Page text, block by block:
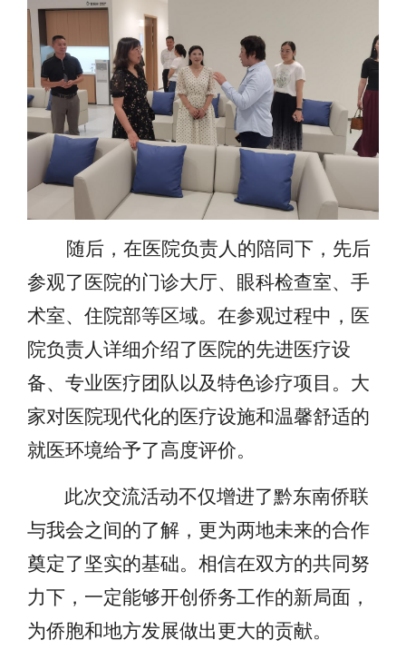
随后，在医院负责人的陪同下，先后
参观了医院的门诊大厅、眼科检查室、手
术室、住院部等区域。在参观过程中，医
院负责人详细介绍了医院的先进医疗设
备、专业医疗团队以及特色诊疗项目。大
家对医院现代化的医疗设施和温馨舒适的
就医环境给予了高度评价。
此次交流活动不仅增进了黔东南侨联
与我会之间的了解，更为两地未来的合作
奠定了坚实的基础。相信在双方的共同努
力下，一定能够开创侨务工作的新局面，
为侨胞和地方发展做出更大的贡献。